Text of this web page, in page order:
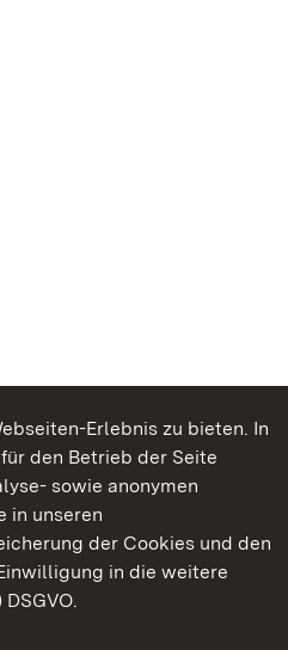
Erlebnis zu bieten. In
den Betrieb der Seite
sowie anonymen
in unseren
der Cookies und den
in die weitere